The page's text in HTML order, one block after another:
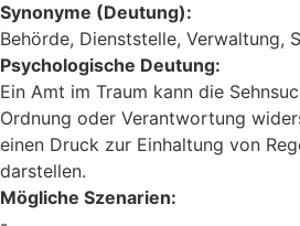
Synonyme (Deutung):
Behörde, Dienststelle, Verwaltung,
Psychologische Deutung:
Ein Amt im Traum kann die
Ordnung oder Verantwortung
einen Druck zur Einhaltung von
darstellen.
Mögliche Szenarien: